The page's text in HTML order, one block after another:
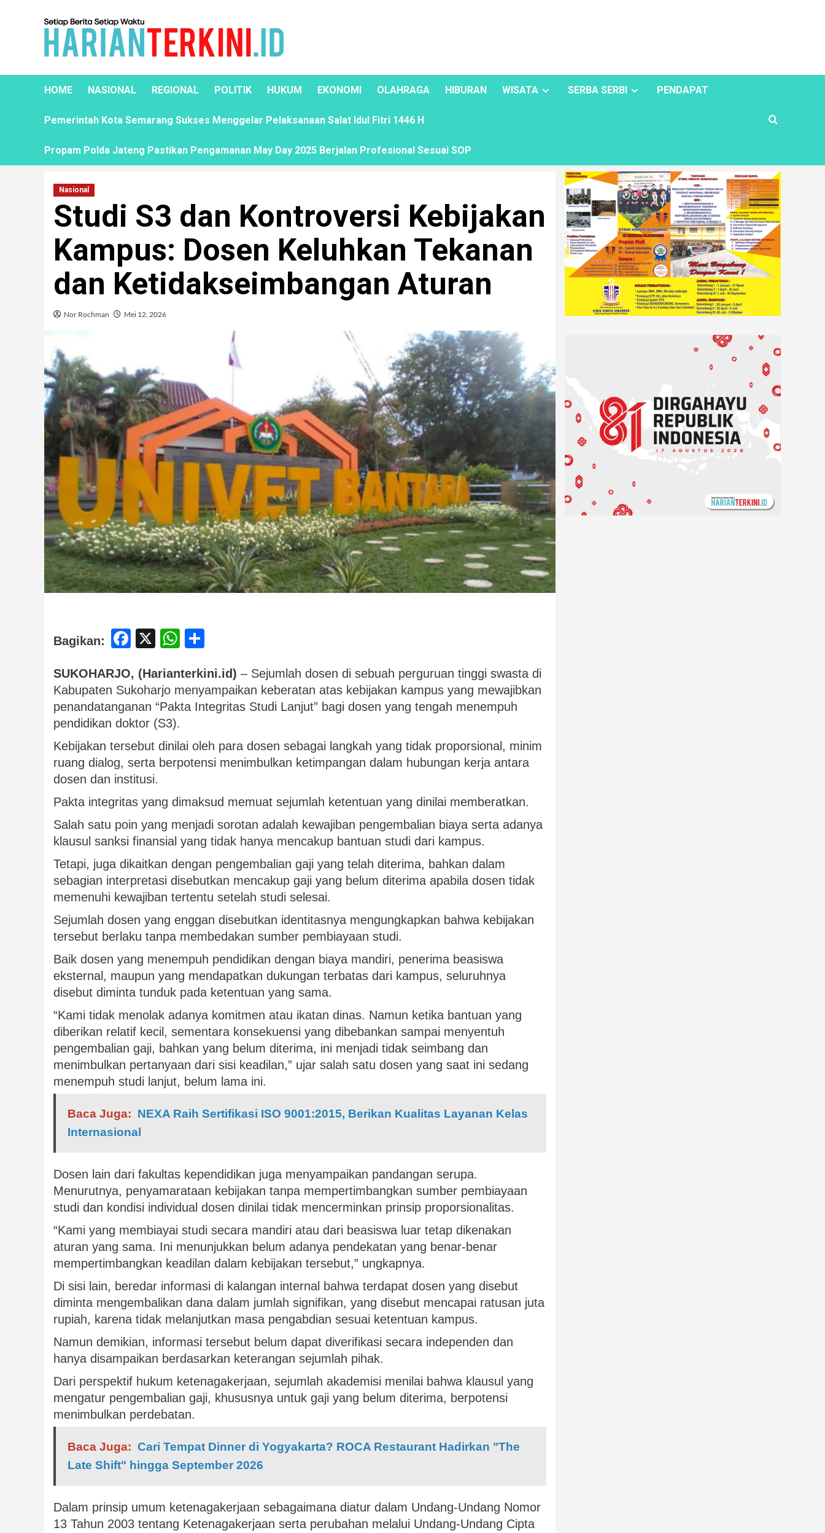
HOME NASIONAL REGIONAL POLITIK HUKUM EKONOMI OLAHRAGA HIBURAN WISATA SERBA SERBI PENDAPAT
Pemerintah Kota Semarang Sukses Menggelar Pelaksanaan Salat Idul Fitri 1446 H
Propam Polda Jateng Pastikan Pengamanan May Day 2025 Berjalan Profesional Sesuai SOP
Nasional
Studi S3 dan Kontroversi Kebijakan
Kampus: Dosen Keluhkan Tekanan
dan Ketidakseimbangan Aturan
Nor Rochman Mei 12, 2026
Bagikan: Facebook
X WhatsApp
SUKOHARJO, (Harianterkini.id) – Sejumlah dosen di sebuah perguruan tinggi swasta di
Kabupaten Sukoharjo menyampaikan keberatan atas kebijakan kampus yang mewajibkan
penandatanganan “Pakta Integritas Studi Lanjut” bagi dosen yang tengah menempuh
pendidikan doktor (S3).
Kebijakan tersebut dinilai oleh para dosen sebagai langkah yang tidak proporsional, minim
ruang dialog, serta berpotensi menimbulkan ketimpangan dalam hubungan kerja antara
dosen dan institusi.
Pakta integritas yang dimaksud memuat sejumlah ketentuan yang dinilai memberatkan.
Salah satu poin yang menjadi sorotan adalah kewajiban pengembalian biaya serta adanya
klausul sanksi finansial yang tidak hanya mencakup bantuan studi dari kampus.
Tetapi, juga dikaitkan dengan pengembalian gaji yang telah diterima, bahkan dalam
sebagian interpretasi disebutkan mencakup gaji yang belum diterima apabila dosen tidak
memenuhi kewajiban tertentu setelah studi selesai.
Sejumlah dosen yang enggan disebutkan identitasnya mengungkapkan bahwa kebijakan
tersebut berlaku tanpa membedakan sumber pembiayaan studi.
Baik dosen yang menempuh pendidikan dengan biaya mandiri, penerima beasiswa
eksternal, maupun yang mendapatkan dukungan terbatas dari kampus, seluruhnya
disebut diminta tunduk pada ketentuan yang sama.
“Kami tidak menolak adanya komitmen atau ikatan dinas. Namun ketika bantuan yang
diberikan relatif kecil, sementara konsekuensi yang dibebankan sampai menyentuh
pengembalian gaji, bahkan yang belum diterima, ini menjadi tidak seimbang dan
menimbulkan pertanyaan dari sisi keadilan,” ujar salah satu dosen yang saat ini sedang
menempuh studi lanjut, belum lama ini.
Baca Juga: NEXA Raih Sertifikasi ISO 9001:2015, Berikan Kualitas Layanan Kelas
Internasional
Dosen lain dari fakultas kependidikan juga menyampaikan pandangan serupa.
Menurutnya, penyamarataan kebijakan tanpa mempertimbangkan sumber pembiayaan
studi dan kondisi individual dosen dinilai tidak mencerminkan prinsip proporsionalitas.
“Kami yang membiayai studi secara mandiri atau dari beasiswa luar tetap dikenakan
aturan yang sama. Ini menunjukkan belum adanya pendekatan yang benar-benar
mempertimbangkan keadilan dalam kebijakan tersebut,” ungkapnya.
Di sisi lain, beredar informasi di kalangan internal bahwa terdapat dosen yang disebut
diminta mengembalikan dana dalam jumlah signifikan, yang disebut mencapai ratusan juta
rupiah, karena tidak melanjutkan masa pengabdian sesuai ketentuan kampus.
Namun demikian, informasi tersebut belum dapat diverifikasi secara independen dan
hanya disampaikan berdasarkan keterangan sejumlah pihak.
Dari perspektif hukum ketenagakerjaan, sejumlah akademisi menilai bahwa klausul yang
mengatur pengembalian gaji, khususnya untuk gaji yang belum diterima, berpotensi
menimbulkan perdebatan.
Baca Juga: Cari Tempat Dinner di Yogyakarta? ROCA Restaurant Hadirkan "The
Late Shift" hingga September 2026
Dalam prinsip umum ketenagakerjaan sebagaimana diatur dalam Undang-Undang Nomor
13 Tahun 2003 tentang Ketenagakerjaan serta perubahan melalui Undang-Undang Cipta